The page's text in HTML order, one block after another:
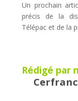
Un prochain
précis de la
Télépac et de la
Rédigé par